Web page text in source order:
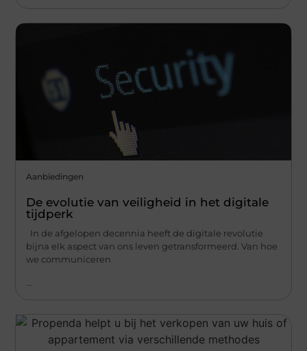
Aanbiedingen
De evolutie van veiligheid in het digitale
tijdperk
In de afgelopen decennia heeft de digitale revolutie
bijna elk aspect van ons leven getransformeerd. Van hoe
we communiceren